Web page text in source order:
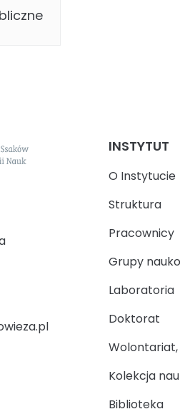
INSTYTUT
O Instytucie
Struktura
Pracownicy
Grupy
Laboratoria
Doktorat
Kolekcja
Biblioteka